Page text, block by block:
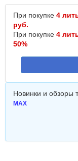
При покупке 4
руб.
При покупке 4
50%
Новинки и обзоры
MAX